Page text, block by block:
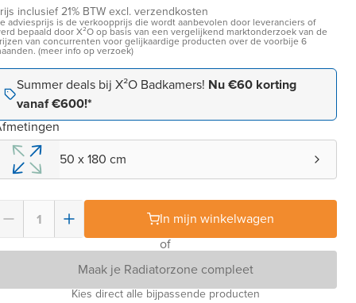
inclusief 21% BTW excl. verzendkosten
adviesprijs is de verkoopprijs die wordt aanbevolen door leveranciers of
bepaald door X²O op basis van een vergelijkend marktonderzoek van de
van concurrenten voor gelijkaardige producten over de voorbije 6
(meer info op verzoek)
Summer deals bij X²O Badkamers! Nu €60 korting
vanaf €600!*
50 x 180 cm
In mijn winkelwagen
of
Maak je Radiatorzone compleet
Kies direct alle bijpassende producten